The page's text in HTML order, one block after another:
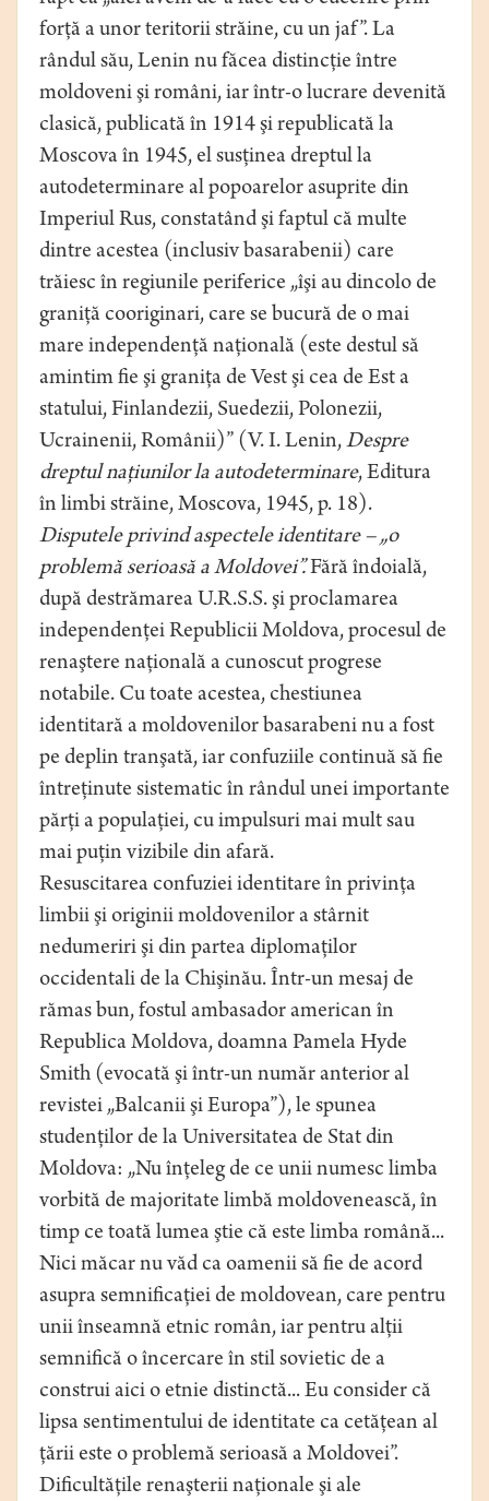
forţă a unor teritorii străine, cu un jaf”. La
rândul său, Lenin nu făcea distincţie între
moldoveni şi români, iar într-o lucrare devenită
clasică, publicată în 1914 şi republicată la
Moscova în 1945, el susţinea dreptul la
autodeterminare al popoarelor asuprite din
Imperiul Rus, constatând şi faptul că multe
dintre acestea (inclusiv basarabenii) care
trăiesc în regiunile periferice „îşi au dincolo de
graniţă cooriginari, care se bucură de o mai
mare independenţă naţională (este destul să
amintim fie şi graniţa de Vest şi cea de Est a
statului, Finlandezii, Suedezii, Polonezii,
Ucrainenii, Românii)” (V. I. Lenin,Despre
dreptul naţiunilor la autodeterminare, Editura
în limbi străine, Moscova, 1945, p. 18).
Disputele privind aspectele identitare – „o
problemă serioasă a Moldovei”.Fără îndoială,
după destrămarea U.R.S.S. şi proclamarea
independenţei Republicii Moldova, procesul de
renaştere naţională a cunoscut progrese
notabile. Cu toate acestea, chestiunea
identitară a moldovenilor basarabeni nu a fost
pe deplin tranşată, iar confuziile continuă să fie
întreţinute sistematic în rândul unei importante
părţi a populaţiei, cu impulsuri mai mult sau
mai puţin vizibile din afară.
Resuscitarea confuziei identitare în privinţa
limbii şi originii moldovenilor a stârnit
nedumeriri şi din partea diplomaţilor
occidentali de la Chişinău. Într-un mesaj de
rămas bun, fostul ambasador american în
Republica Moldova, doamna Pamela Hyde
Smith (evocată şi într-un număr anterior al
revistei „Balcanii şi Europa”), le spunea
studenţilor de la Universitatea de Stat din
Moldova: „Nu înţeleg de ce unii numesc limba
vorbită de majoritate limbă moldovenească, în
timp ce toată lumea ştie că este limba română...
Nici măcar nu văd ca oamenii să fie de acord
asupra semnificaţiei de moldovean, care pentru
unii înseamnă etnic român, iar pentru alţii
semnifică o încercare în stil sovietic de a
construi aici o etnie distinctă... Eu consider că
lipsa sentimentului de identitate ca cetăţean al
ţării este o problemă serioasă a Moldovei”.
Dificultăţile renaşterii naţionale şi ale